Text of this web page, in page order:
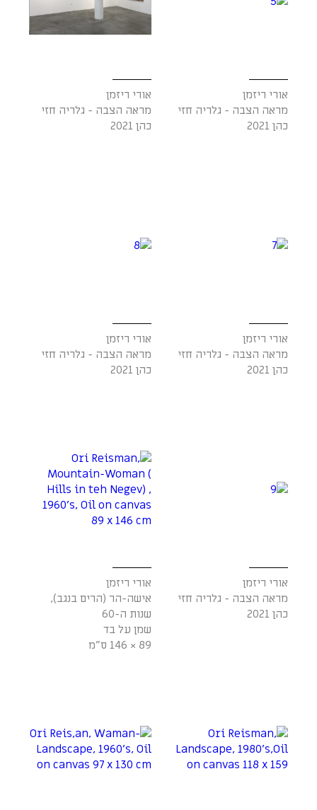
אורי ריזמן
מראה הצבה - גלריה חזי
כהן 2021
אורי ריזמן
מראה הצבה - גלריה חזי
כהן 2021
אורי ריזמן
מראה הצבה - גלריה חזי
כהן 2021
אורי ריזמן
מראה הצבה - גלריה חזי
כהן 2021
אורי ריזמן
מראה הצבה - גלריה חזי
כהן 2021
אורי ריזמן
אישה-הר (הרים בנגב),
שנות ה-60
שמן על בד
89 × 146 ס"מ